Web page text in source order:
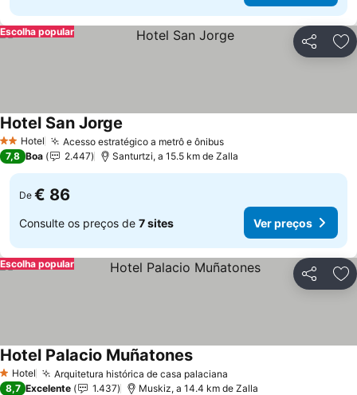
Partilhar
Escolha popular
2 Estrelas
Hotel Acesso estratégico a metrô e ônibusVer preços
Hotel San Jorge
7,8 Boa 2.447 Santurtzi, a 15.5 km de Zalla
De € 86
Consulte os preços de 7 sites Ver preços
Partilhar
Escolha popular
1 Estrelas
Hotel Arquitetura histórica de casa palaciana
Hotel Palacio MuñatonesVer preços
8,7 Excelente 1.437 Muskiz, a 14.4 km de Zalla